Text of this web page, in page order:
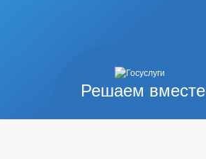
Решаем вместе